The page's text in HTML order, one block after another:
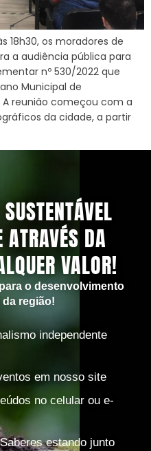
18h30, os moradores de
a audiência pública para
nº 530/2022 que
Municipal de
reunião começou com a
da cidade, a partir
ATRAVÉS DA
VALOR!
o desenvolvimento
região!
independente
em nosso site
no celular ou e-
estando junto